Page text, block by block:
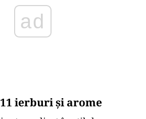
ierburi și arome